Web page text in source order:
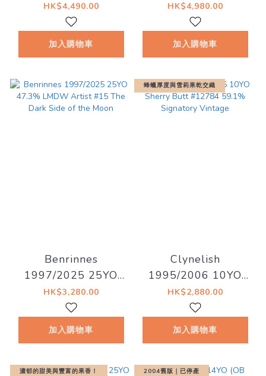
1st fill Sherry
Hogshead 48.7%
Decadent Drinks -
HK$4,490.00
加入購物車
Edition No.16 49.7%
HK$4,980.00
加入購物車
Benrinnes
1997/2025 25YO
47.3% LMDW Artist
#15 The Dark Side
of the Moon
HK$3,280.00
加入購物車
蜂蠟厚度與雪莉果乾交織
Clynelish
1995/2006 10YO
Sherry Butt #12784
59.1% Signatory
Vintage
HK$2,880.00
加入購物車
濃郁的甜美與豐富的果香！ 2004舊版｜已停產